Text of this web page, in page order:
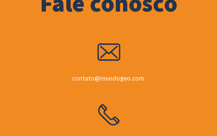
contato@mundogeo.com